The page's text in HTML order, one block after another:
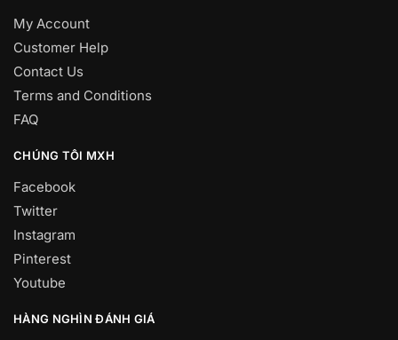
My Account
Customer Help
Contact Us
Terms and Conditions
FAQ
CHÚNG TÔI MXH
Facebook
Twitter
Instagram
Pinterest
Youtube
HÀNG NGHÌN ĐÁNH GIÁ